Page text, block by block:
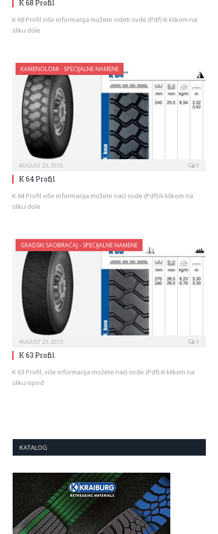
K 68 Profil
K 68 Profil više informacija možete videti ovde (Pdf) ili klikom na
sliku dole
KAMENOLOMI - SPECIJALNE NAMENE
AUGUST 23, 2015 0
K 64 Profil
K 64 Profil više informacija možete naći ovde (Pdf) ili klikom na
sliku dole
GRADSKI SAOBRAĆAJ - SPECIJALNE NAMENE
AUGUST 23, 2015 0
K 63 Profil
K 63 Profil, više informacija možete naći ovde (Pdf) ili klikom na
sliku ispod
KATALOG